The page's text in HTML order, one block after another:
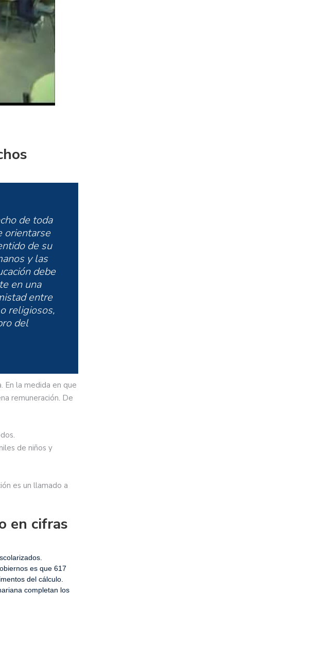
de toda
orientarse
de su
y las
debe
en una
entre
religiosos,
del
En la medida en que
remuneración. De
de niños y
es un llamado a
en cifras
es que 617
del cálculo.
completan los